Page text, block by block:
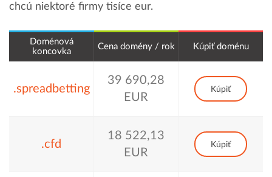
chcú niektoré firmy tisíce eur.
Doménová
koncovka
Cena domény / rok Kúpiť doménu
.spreadbetting
39 690,28
EUR
Kúpiť
.cfd
18 522,13
EUR
Kúpiť